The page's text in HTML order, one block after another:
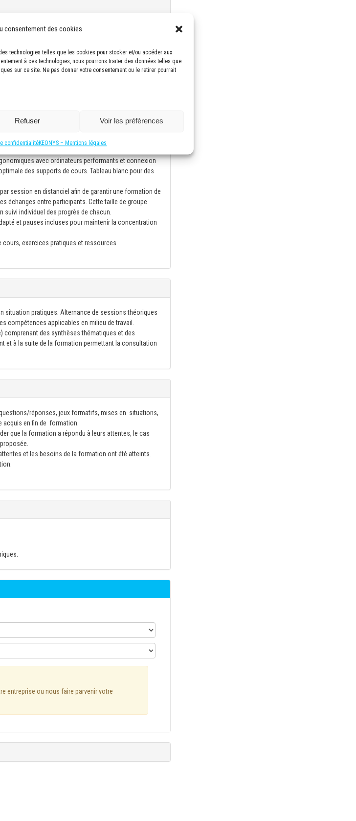
consentement des cookies
technologies telles que les cookies pour stocker et/ou accéder aux
à ces technologies, nous pourrons traiter des données telles que
sur ce site. Ne pas donner votre consentement ou le retirer pourrait
Refuser Voir les préfèrences
confidentialitéKEONYS – Mentions légales
fermés et planes dans CATIA 3DEXPERIENCE
meshes in CATIA 3DEXPERIENCE (introduction)
de subdivision (initiation) / Refine stylistic shape
pour la conception détaillée (initiation) / Convert
design (introduction)
IMA 3DEXPERIENCE (initiation) / Analyze and
(introduction)
avec ordinateurs performants et connexion
des supports de cours. Tableau blanc pour des
session en distanciel afin de garantir une formation de
échanges entre participants. Cette taille de groupe
individuel des progrès de chacun.
et pauses incluses pour maintenir la concentration
exercices pratiques et ressources
situation pratiques. Alternance de sessions théoriques
compétences applicables en milieu de travail.
comprenant des synthèses thématiques et des
et à la suite de la formation permettant la consultation
réponses, jeux formatifs, mises en situations,
acquis en fin de formation.
que la formation a répondu à leurs attentes, le cas
et les besoins de la formation ont été atteints.
entreprise ou nous faire parvenir votre